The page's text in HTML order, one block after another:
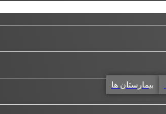
بیمارستان ها